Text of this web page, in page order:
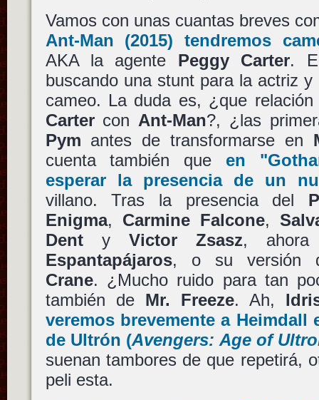
Vamos con unas cuantas breves
Ant-Man (2015) tendremos
AKA la agente Peggy Carter.
buscando una stunt para la actriz
cameo. La duda es, ¿que
Cartercon Ant-Man?, ¿las
Pym antes de transformarse en
cuenta también que en
esperar la presencia de un
villano. Tras la presencia del
Enigma, Carmine Falcone,
Denty Victor Zsasz, ahora
Espantapájaros, o su versión
Crane. ¿Mucho ruido para tan
también de Mr. Freeze. Ah,
veremos brevemente a Heimdall
de Ultrón (Avengers: Age of
suenan tambores de que repetirá,
peli esta.